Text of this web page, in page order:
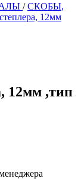
/СКОБЫ,
12мм
12мм ,тип